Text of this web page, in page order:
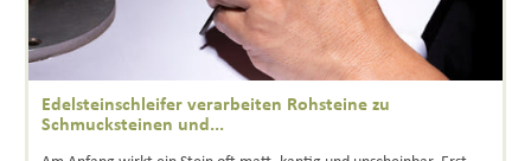
Edelsteinschleifer verarbeiten Rohsteine zu
Schmucksteinen und...